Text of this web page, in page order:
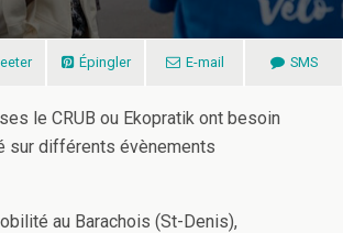
Épingler E-mail SMS
le CRUB ou Ekopratik ont besoin
sur différents évènements
au Barachois (St-Denis),